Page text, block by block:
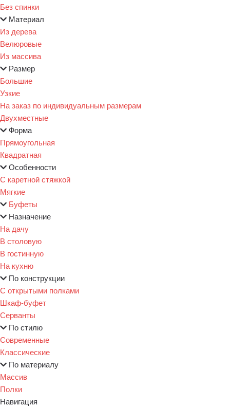
Без спинки
Материал
Из дерева
Велюровые
Из массива
Размер
Большие
Узкие
На заказ по индивидуальным размерам
Двухместные
Форма
Прямоугольная
Квадратная
Особенности
С каретной стяжкой
Мягкие
Буфеты
Назначение
На дачу
В столовую
В гостинную
На кухню
По конструкции
С открытыми полками
Шкаф-буфет
Серванты
По стилю
Современные
Классические
По материалу
Массив
Полки
Навигация